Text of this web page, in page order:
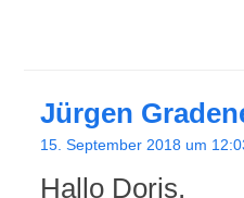
Jürgen
15. September 2018 um
Hallo Doris,